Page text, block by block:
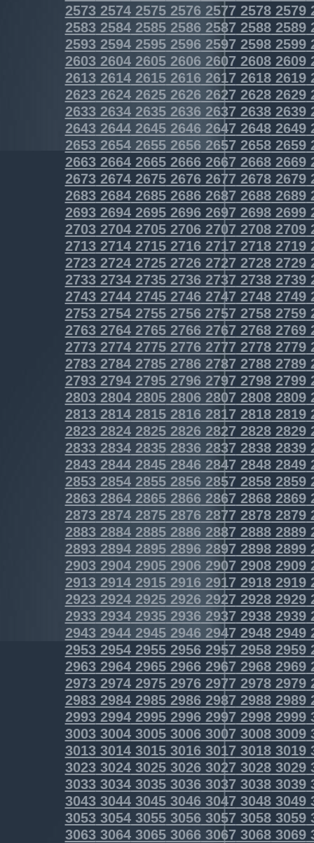
2573257425752576257725782579
2583258425852586258725882589
2593259425952596259725982599
2603260426052606260726082609
2613261426152616261726182619
2623262426252626262726282629
2633263426352636263726382639
2643264426452646264726482649
2653265426552656265726582659
2663266426652666266726682669
2673267426752676267726782679
2683268426852686268726882689
2693269426952696269726982699
2703270427052706270727082709
2713271427152716271727182719
2723272427252726272727282729
2733273427352736273727382739
2743274427452746274727482749
2753275427552756275727582759
2763276427652766276727682769
2773277427752776277727782779
2783278427852786278727882789
2793279427952796279727982799
2803280428052806280728082809
2813281428152816281728182819
2823282428252826282728282829
2833283428352836283728382839
2843284428452846284728482849
2853285428552856285728582859
2863286428652866286728682869
2873287428752876287728782879
2883288428852886288728882889
2893289428952896289728982899
2903290429052906290729082909
2913291429152916291729182919
2923292429252926292729282929
2933293429352936293729382939
2943294429452946294729482949
2953295429552956295729582959
2963296429652966296729682969
2973297429752976297729782979
2983298429852986298729882989
2993299429952996299729982999
3003300430053006300730083009
3013301430153016301730183019
3023302430253026302730283029
3033303430353036303730383039
3043304430453046304730483049
3053305430553056305730583059
3063306430653066306730683069